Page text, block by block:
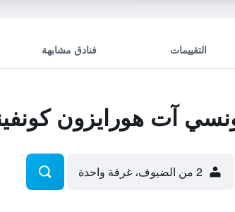
التقييمات فنادق مشابهة
آت هورايزون
2 من الضيوف، غرفة واحدة